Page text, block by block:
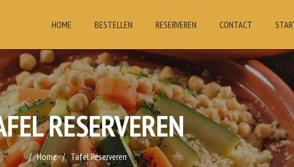
HOME BESTELLEN RESERVEREN CONTACT
RESERVEREN
Home Tafel Reserveren